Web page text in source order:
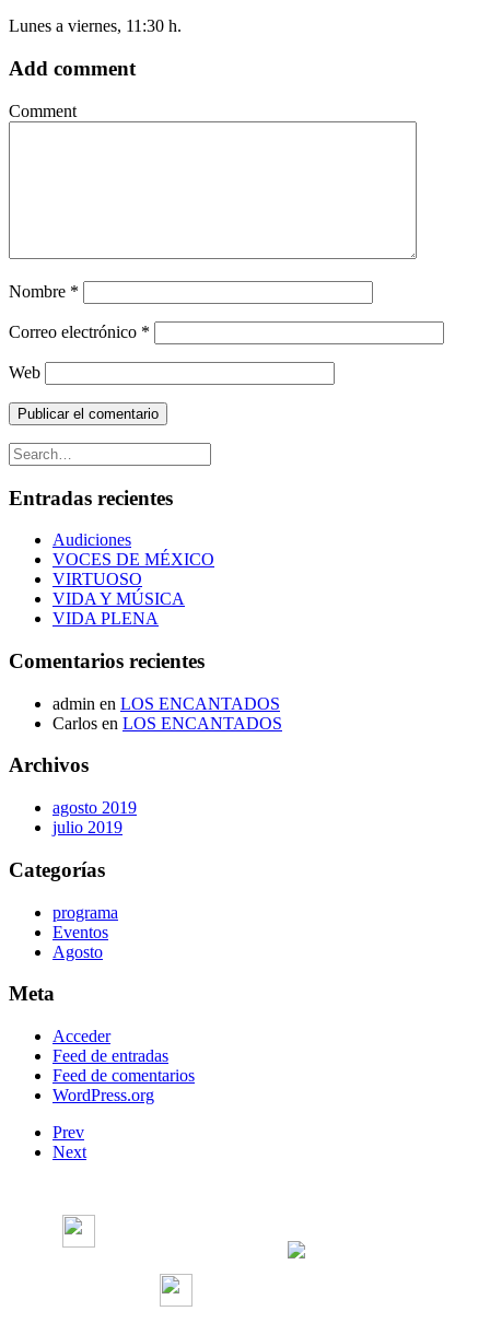
Lunes a viernes, 11:30 h.
Add comment
Comment
Nombre *
Correo electrónico *
Web
Entradas recientes
Audiciones
VOCES DE MÉXICO
VIRTUOSO
VIDA Y MÚSICA
VIDA PLENA
Comentarios recientes
admin en LOS ENCANTADOS
Carlos en LOS ENCANTADOS
Archivos
agosto 2019
julio 2019
Categorías
programa
Eventos
Agosto
Meta
Acceder
Feed de entradas
Feed de comentarios
WordPress.org
Prev
Next